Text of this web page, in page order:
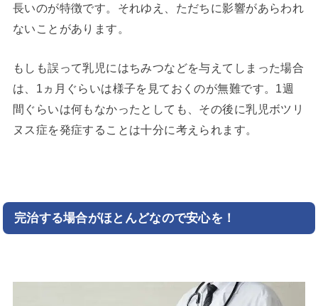
長いのが特徴です。それゆえ、ただちに影響があらわれ
ないことがあります。
もしも誤って乳児にはちみつなどを与えてしまった場合
は、1ヵ月ぐらいは様子を見ておくのが無難です。1週
間ぐらいは何もなかったとしても、その後に乳児ボツリ
ヌス症を発症することは十分に考えられます。
完治する場合がほとんどなので安心を！